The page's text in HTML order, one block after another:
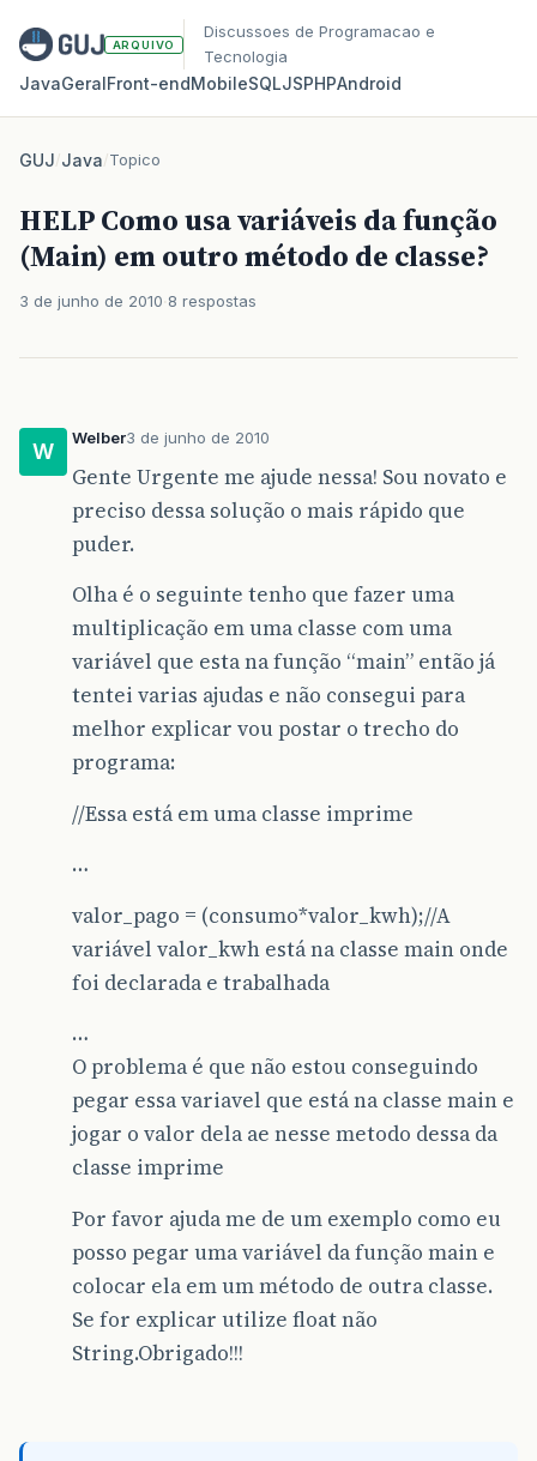
ARQUIVO
Discussoes de Programacao e
Tecnologia
JavaGeralFront‑endMobileSQLJSPHPAndroid
GUJ/Java/Topico
HELP Como usa variáveis da função
(Main) em outro método de classe?
3 de junho de 2010 8 respostas
W
Welber3 de junho de 2010
Gente Urgente me ajude nessa! Sou novato e
preciso dessa solução o mais rápido que
puder.
Olha é o seguinte tenho que fazer uma
multiplicação em uma classe com uma
variável que esta na função “main” então já
tentei varias ajudas e não consegui para
melhor explicar vou postar o trecho do
programa:
//Essa está em uma classe imprime
…
valor_pago = (consumo*valor_kwh);//A
variável valor_kwh está na classe main onde
foi declarada e trabalhada
…
O problema é que não estou conseguindo
pegar essa variavel que está na classe main e
jogar o valor dela ae nesse metodo dessa da
classe imprime
Por favor ajuda me de um exemplo como eu
posso pegar uma variável da função main e
colocar ela em um método de outra classe.
Se for explicar utilize float não
String.Obrigado!!!